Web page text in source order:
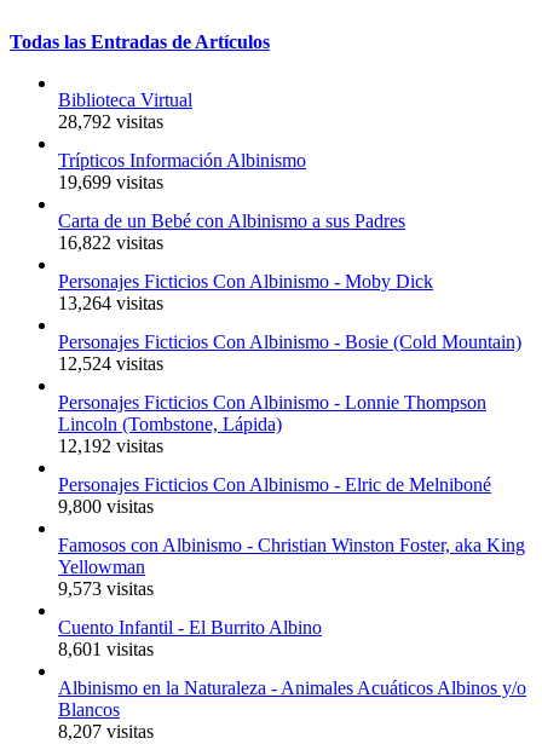
Todas las Entradas de Artículos
Biblioteca Virtual
28,792 visitas
Trípticos Información Albinismo
19,699 visitas
Carta de un Bebé con Albinismo a sus Padres
16,822 visitas
Personajes Ficticios Con Albinismo - Moby Dick
13,264 visitas
Personajes Ficticios Con Albinismo - Bosie (Cold Mountain)
12,524 visitas
Personajes Ficticios Con Albinismo - Lonnie Thompson
Lincoln (Tombstone, Lápida)
12,192 visitas
Personajes Ficticios Con Albinismo - Elric de Melniboné
9,800 visitas
Famosos con Albinismo - Christian Winston Foster, aka King
Yellowman
9,573 visitas
Cuento Infantil - El Burrito Albino
8,601 visitas
Albinismo en la Naturaleza - Animales Acuáticos Albinos y/o
Blancos
8,207 visitas